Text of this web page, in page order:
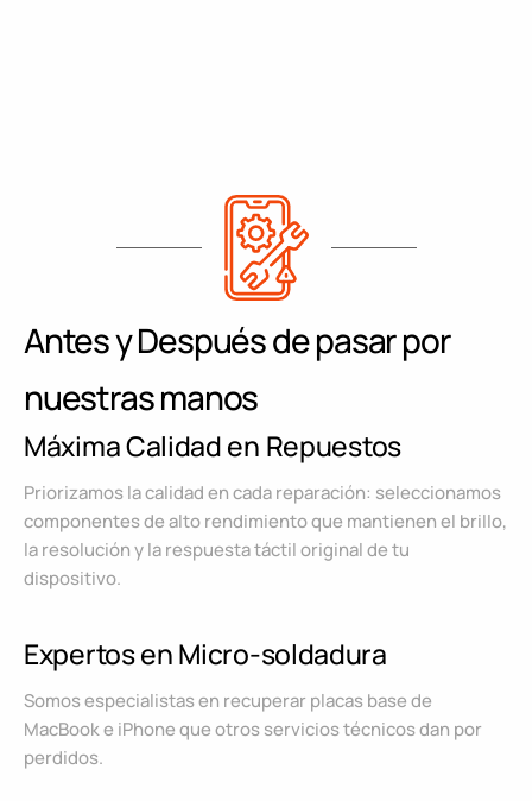
Antes y Después de pasar por
nuestras manos
Máxima Calidad en Repuestos
Priorizamos la calidad en cada reparación: seleccionamos
componentes de alto rendimiento que mantienen el brillo,
la resolución y la respuesta táctil original de tu
dispositivo.
Expertos en Micro-soldadura
Somos especialistas en recuperar placas base de
MacBook e iPhone que otros servicios técnicos dan por
perdidos.